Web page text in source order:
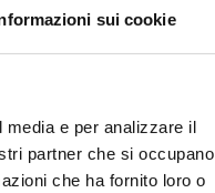
sui cookie
e per analizzare il
partner che si occupano
che ha fornito loro o